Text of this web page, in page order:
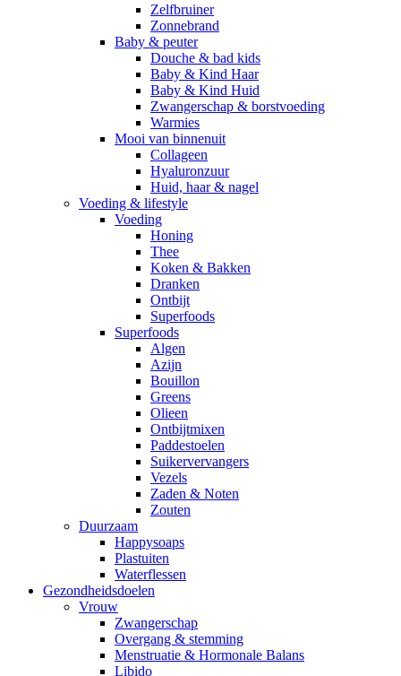
Zelfbruiner
Zonnebrand
Baby & peuter
Douche & bad kids
Baby & Kind Haar
Baby & Kind Huid
Zwangerschap & borstvoeding
Warmies
Mooi van binnenuit
Collageen
Hyaluronzuur
Huid, haar & nagel
Voeding & lifestyle
Voeding
Honing
Thee
Koken & Bakken
Dranken
Ontbijt
Superfoods
Superfoods
Algen
Azijn
Bouillon
Greens
Olieen
Ontbijtmixen
Paddestoelen
Suikervervangers
Vezels
Zaden & Noten
Zouten
Duurzaam
Happysoaps
Plastuiten
Waterflessen
Gezondheidsdoelen
Vrouw
Zwangerschap
Overgang & stemming
Menstruatie & Hormonale Balans
Libido